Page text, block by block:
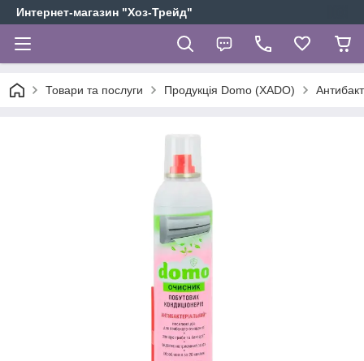
Интернет-магазин "Хоз-Трейд"
Товари та послуги Продукція Domo (XADO)